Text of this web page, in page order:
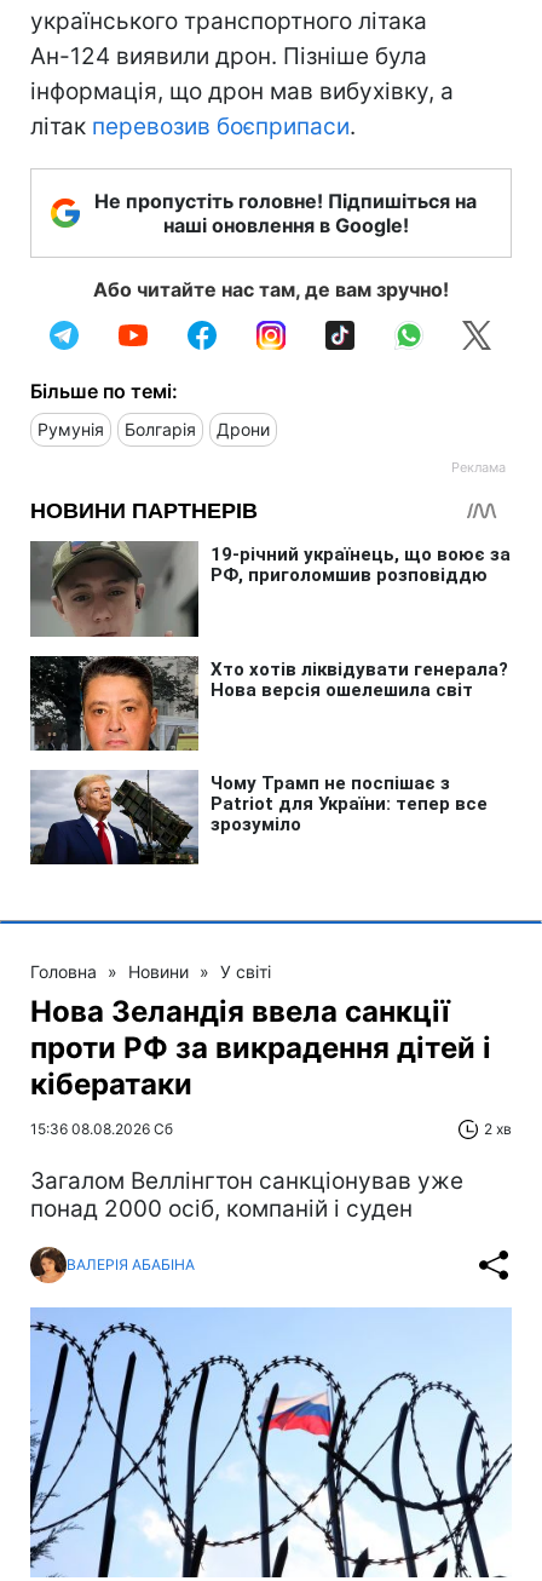
українського транспортного літака
Ан-124 виявили дрон. Пізніше була
інформація, що дрон мав вибухівку, а
літак перевозив боєприпаси.
Не пропустіть головне! Підпишіться на
наші оновлення в Google!
Або читайте нас там, де вам зручно!
Більше по темі:
Румунія Болгарія Дрони
Головна » Новини » У світі
Нова Зеландія ввела санкції
проти РФ за викрадення дітей і
кібератаки
15:36 08.08.2026 Сб 2 хв
Загалом Веллінгтон санкціонував уже
понад 2000 осіб, компаній і суден
ВАЛЕРІЯ АБАБІНА